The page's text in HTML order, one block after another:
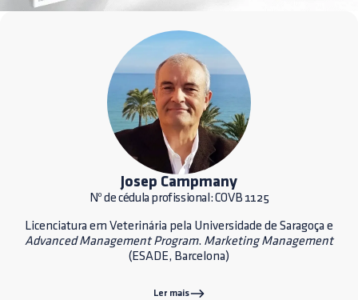
Josep Campmany
Nº de cédula profissional: COVB 1125
Licenciatura em Veterinária pela Universidade de Saragoça e
Advanced Management Program. Marketing Management
(ESADE, Barcelona)
Ler mais